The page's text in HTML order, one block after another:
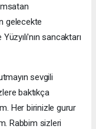
gelecekte
sancaktarı
sevgili
baktıkça
Her birinizle gurur
Rabbim sizleri